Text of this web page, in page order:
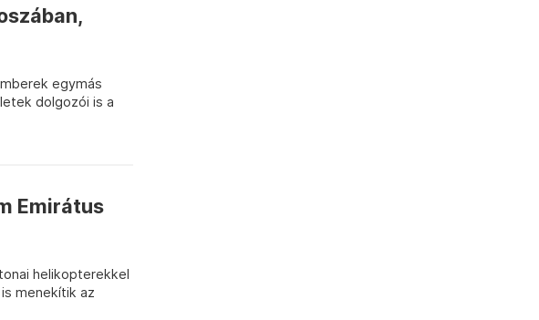
egymás
dolgozói is a
Emirátus
helikopterekkel
menekítik az